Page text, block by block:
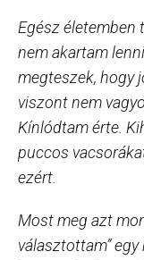
Egész életemben
nem akartam
megteszek, hogy
viszont nem
Kínlódtam érte.
puccos
ezért.
Most meg azt
választottam”